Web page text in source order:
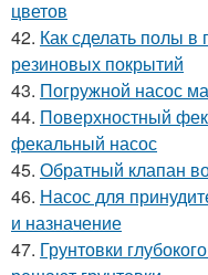
цветов
42. Как сделать полы в
резиновых покрытий
43. Погружной насос
44. Поверхностный
фекальный насос
45. Обратный клапан
46. Насос для
и назначение
47. Грунтовки